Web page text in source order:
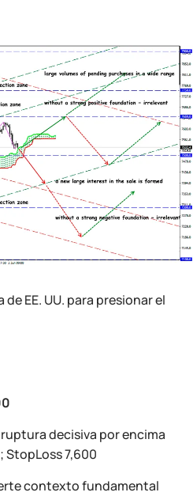
EE. UU. para presionar el
decisiva por encima
StopLoss 7,600
contexto fundamental